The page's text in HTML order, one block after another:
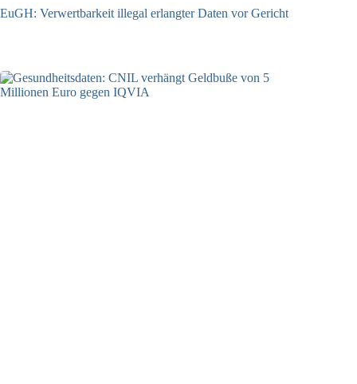
EuGH: Verwertbarkeit illegal erlangter Daten vor Gericht